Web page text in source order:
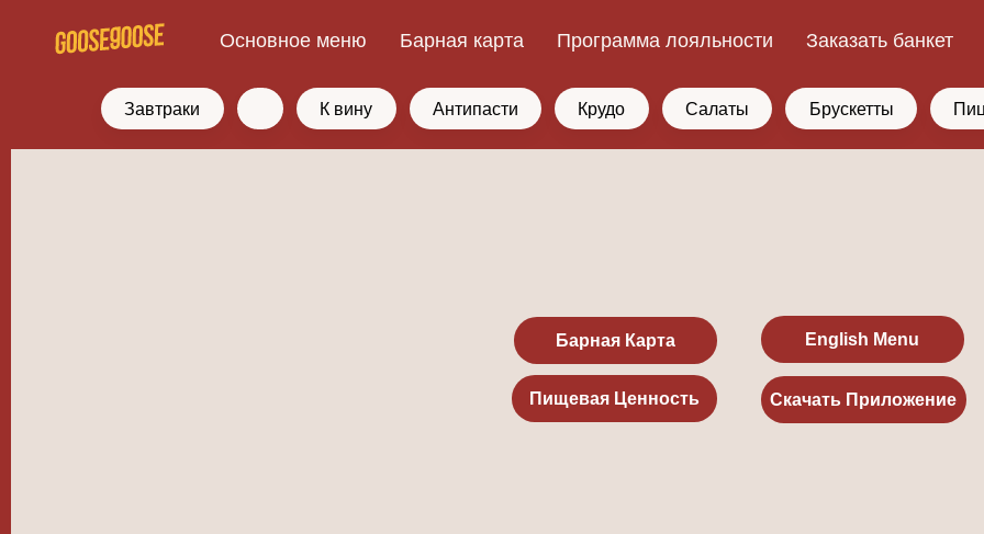
Основное меню Барная карта Программа лояльности Заказать банкет
Завтраки К вину Антипасти Крудо Салаты Брускетты
Пищевая Ценность Скачать Приложение
Барная Карта English Menu